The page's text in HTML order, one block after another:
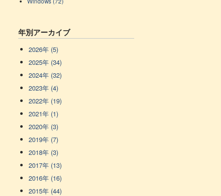
年別アーカイブ
2026年 (5)
2025年 (34)
2024年 (32)
2023年 (4)
2022年 (19)
2021年 (1)
2020年 (3)
2019年 (7)
2018年 (3)
2017年 (13)
2016年 (16)
2015年 (44)